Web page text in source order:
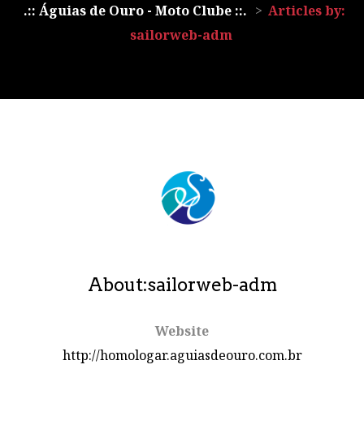
.:: Águias de Ouro - Moto Clube ::. > Articles by:
sailorweb-adm
About:sailorweb-adm
Website
http://homologar.aguiasdeouro.com.br